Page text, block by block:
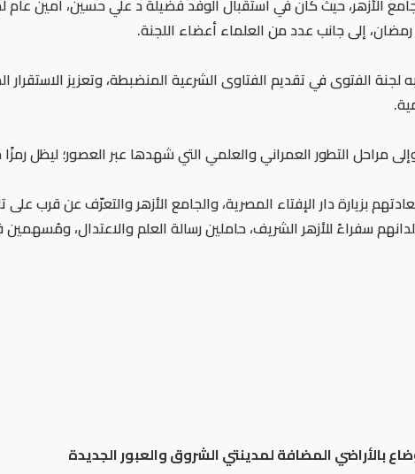
الأزهر، حيث كان في استقبال الوفد فضيلة د علي حسين، أمين عام
إلى جانب عدد من العلماء أعضاء اللجنة.
الفتوى في تقديم الفتاوى الشرعية المنضبطة، وتعزيز
وإلى مراحل التطور العمراني والعلمي التي شهدها عبر العصور؛ ليظل
بزيارة دار الإفتاء المصرية، والجامع الأزهر والتعرّف عن قرب
سفراءً للأزهر الشريف، حاملين رسالة العلم والاعتدال، ومُسهمين في
بالأراضي المضافة لمدينتي الشروق والعبور الجديدة